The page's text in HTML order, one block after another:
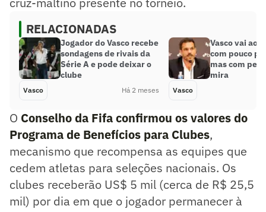
RELACIONADAS
Jogador do Vasco recebe
sondagens de rivais da
Série A e pode deixar o
clube
Vasco Há 2 meses
Vasco vai ao
com pouco
mas com
mira
Vasco
O Conselho da Fifa confirmou os valores do
Programa de Benefícios para Clubes,
mecanismo que recompensa as equipes que
cedem atletas para seleções nacionais. Os
clubes receberão US$ 5 mil (cerca de R$ 25,5
mil) por dia em que o jogador permanecer à